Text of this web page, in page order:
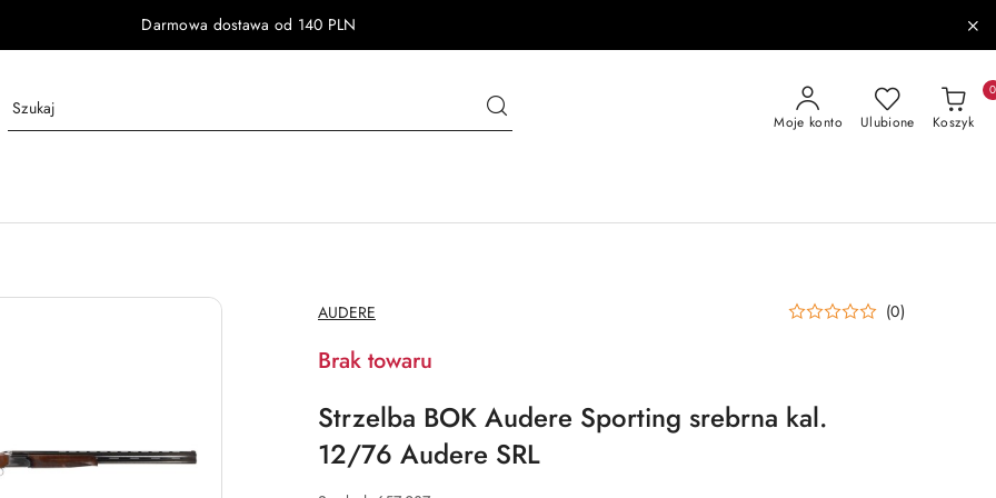
Darmowa dostawa od 140 PLN
Moje konto Ulubione Koszyk
0
NAZWA
PRODUCENTA:
AUDERE (0)
Brak towaru
Strzelba BOK Audere Sporting srebrna kal.
12/76 Audere SRL